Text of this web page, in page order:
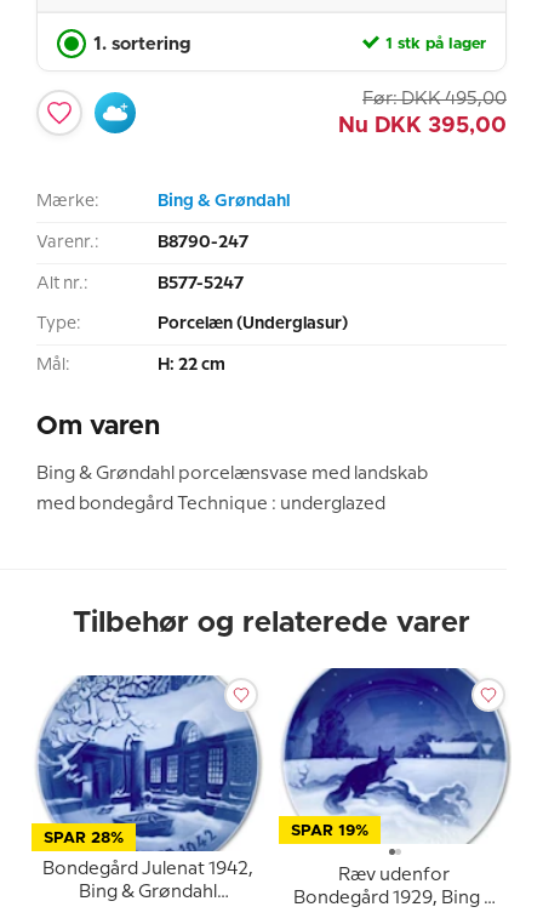
1. sortering 1 stk på lager
Før: DKK 495,00
Nu DKK 395,00
Mærke: Bing & Grøndahl
Varenr.: B8790-247
Alt nr.: B577-5247
Type: Porcelæn (Underglasur)
Mål: H: 22 cm
Om varen
Bing & Grøndahl porcelænsvase med landskab
med bondegård Technique : underglazed
Tilbehør og relaterede varer
SPAR 28%
Bondegård Julenat 1942,
Bing & Grøndahl
SPAR 19%
Ræv udenfor
Bondegård 1929, Bing &